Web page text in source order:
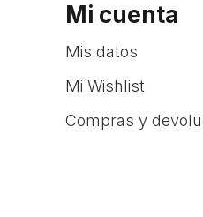
Mi cuenta
Mis datos
Mi Wishlist
Compras y